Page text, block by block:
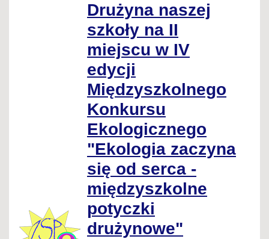
Drużyna naszej
szkoły na II
miejscu w IV
edycji
Międzyszkolnego
Konkursu
Ekologicznego
"Ekologia zaczyna
się od serca -
międzyszkolne
potyczki
drużynowe"